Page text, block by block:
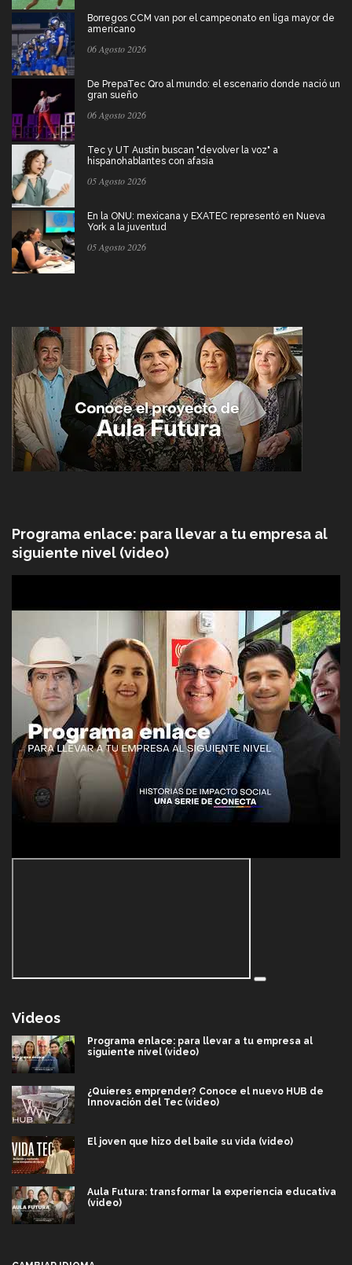
Borregos CCM van por el campeonato en liga mayor de
americano
06 Agosto 2026
De PrepaTec Qro al mundo: el escenario donde nació un
gran sueño
06 Agosto 2026
Tec y UT Austin buscan "devolver la voz" a
hispanohablantes con afasia
05 Agosto 2026
En la ONU: mexicana y EXATEC representó en Nueva
York a la juventud
05 Agosto 2026
Programa enlace: para llevar a tu empresa al
siguiente nivel (video)
Videos
Programa enlace: para llevar a tu empresa al
siguiente nivel (video)
¿Quieres emprender? Conoce el nuevo HUB de
Innovación del Tec (video)
El joven que hizo del baile su vida (video)
Aula Futura: transformar la experiencia educativa
(video)